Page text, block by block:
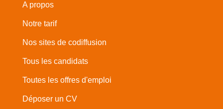
A propos
Notre tarif
Nos sites de codiffusion
Tous les candidats
Toutes les offres d'emploi
Déposer un CV